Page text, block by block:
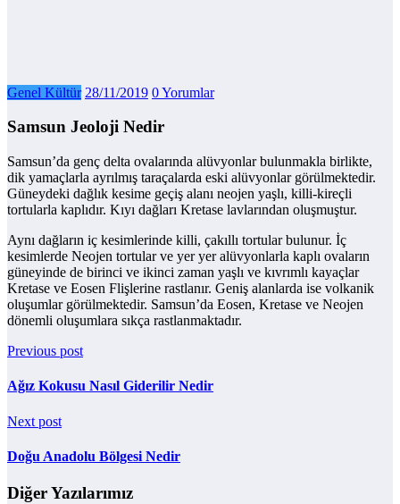
Genel Kültür 28/11/2019 0 Yorumlar
Samsun Jeoloji Nedir
Samsun’da genç delta ovalarında alüvyonlar bulunmakla birlikte,
dik yamaçlarla ayrılmış taraçalarda eski alüvyonlar görülmektedir.
Güneydeki dağlık kesime geçiş alanı neojen yaşlı, killi-kireçli
tortularla kaplıdır. Kıyı dağları Kretase lavlarından oluşmuştur.
Aynı dağların iç kesimlerinde killi, çakıllı tortular bulunur. İç
kesimlerde Neojen tortular ve yer yer alüvyonlarla kaplı ovaların
güneyinde de birinci ve ikinci zaman yaşlı ve kıvrımlı kayaçlar
Kretase ve Eosen Flişlerine rastlanır. Geniş alanlarda ise volkanik
oluşumlar görülmektedir. Samsun’da Eosen, Kretase ve Neojen
dönemli oluşumlara sıkça rastlanmaktadır.
Previous post
Ağız Kokusu Nasıl Giderilir Nedir
Next post
Doğu Anadolu Bölgesi Nedir
Diğer Yazılarımız